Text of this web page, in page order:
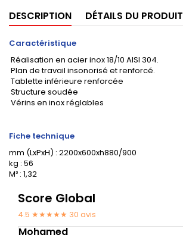
DESCRIPTION DÉTAILS DU PRODUIT
Caractéristique
Réalisation en acier inox 18/10 AISI 304.
Plan de travail insonorisé et renforcé.
Tablette inférieure renforcée
Structure soudée
Vérins en inox réglables
Fiche technique
mm (LxPxH) : 2200x600xh880/900
kg : 56
M³ : 1,32
Score Global
4.5 ★★★★★ 30 avis
Mohamed